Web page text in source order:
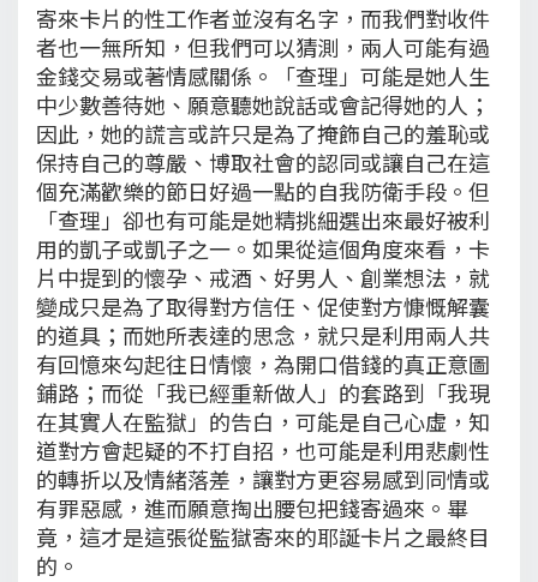
寄來卡片的性工作者並沒有名字，而我們對收件
者也一無所知，但我們可以猜測，兩人可能有過
金錢交易或著情感關係。「查理」可能是她人生
中少數善待她、願意聽她說話或會記得她的人；
因此，她的謊言或許只是為了掩飾自己的羞恥或
保持自己的尊嚴、博取社會的認同或讓自己在這
個充滿歡樂的節日好過一點的自我防衛手段。但
「查理」卻也有可能是她精挑細選出來最好被利
用的凱子或凱子之一。如果從這個角度來看，卡
片中提到的懷孕、戒酒、好男人、創業想法，就
變成只是為了取得對方信任、促使對方慷慨解囊
的道具；而她所表達的思念，就只是利用兩人共
有回憶來勾起往日情懷，為開口借錢的真正意圖
鋪路；而從「我已經重新做人」的套路到「我現
在其實人在監獄」的告白，可能是自己心虛，知
道對方會起疑的不打自招，也可能是利用悲劇性
的轉折以及情緒落差，讓對方更容易感到同情或
有罪惡感，進而願意掏出腰包把錢寄過來。畢
竟，這才是這張從監獄寄來的耶誕卡片之最終目
的。